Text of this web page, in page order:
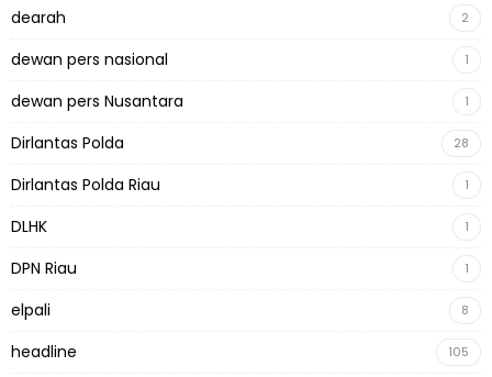
dearah 2
dewan pers nasional 1
dewan pers Nusantara 1
Dirlantas Polda 28
Dirlantas Polda Riau 1
DLHK 1
DPN Riau 1
elpali 8
headline 105